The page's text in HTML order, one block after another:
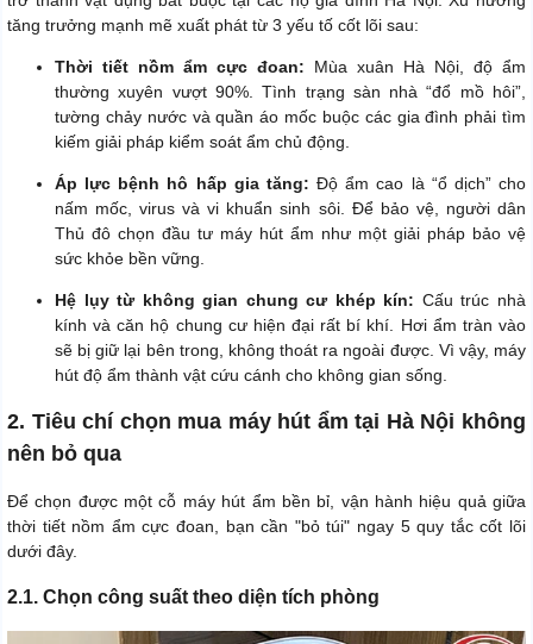
tăng trưởng mạnh mẽ xuất phát từ 3 yếu tố cốt lõi sau:
Thời tiết nồm ẩm cực đoan: Mùa xuân Hà Nội, độ ẩm
thường xuyên vượt 90%. Tình trạng sàn nhà “đổ mồ hôi”,
tường chảy nước và quần áo mốc buộc các gia đình phải tìm
kiếm giải pháp kiểm soát ẩm chủ động.
Áp lực bệnh hô hấp gia tăng: Độ ẩm cao là “ổ dịch” cho
nấm mốc, virus và vi khuẩn sinh sôi. Để bảo vệ, người dân
Thủ đô chọn đầu tư máy hút ẩm như một giải pháp bảo vệ
sức khỏe bền vững.
Hệ lụy từ không gian chung cư khép kín: Cấu trúc nhà
kính và căn hộ chung cư hiện đại rất bí khí. Hơi ẩm tràn vào
sẽ bị giữ lại bên trong, không thoát ra ngoài được. Vì vậy, máy
hút độ ẩm thành vật cứu cánh cho không gian sống.
2. Tiêu chí chọn mua máy hút ẩm tại Hà Nội không
nên bỏ qua
Để chọn được một cỗ máy hút ẩm bền bỉ, vận hành hiệu quả giữa
thời tiết nồm ẩm cực đoan, bạn cần "bỏ túi" ngay 5 quy tắc cốt lõi
dưới đây.
2.1. Chọn công suất theo diện tích phòng